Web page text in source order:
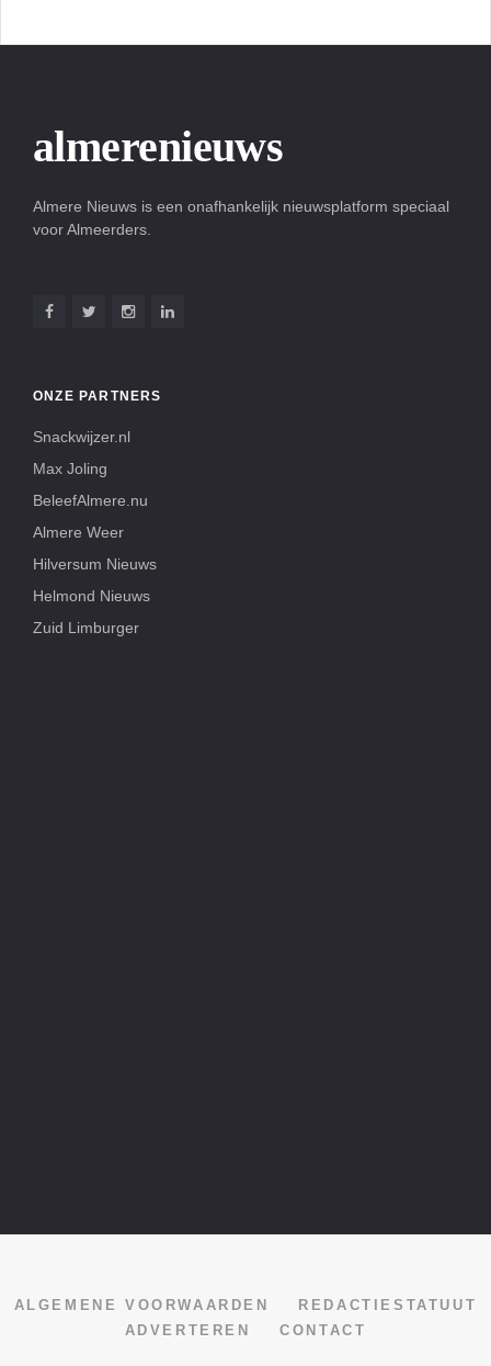
almerenieuws
Almere Nieuws is een onafhankelijk nieuwsplatform speciaal
voor Almeerders.
ONZE PARTNERS
Snackwijzer.nl
Max Joling
BeleefAlmere.nu
Almere Weer
Hilversum Nieuws
Helmond Nieuws
Zuid Limburger
ALGEMENE VOORWAARDEN
REDACTIESTATUUT
ADVERTEREN
CONTACT